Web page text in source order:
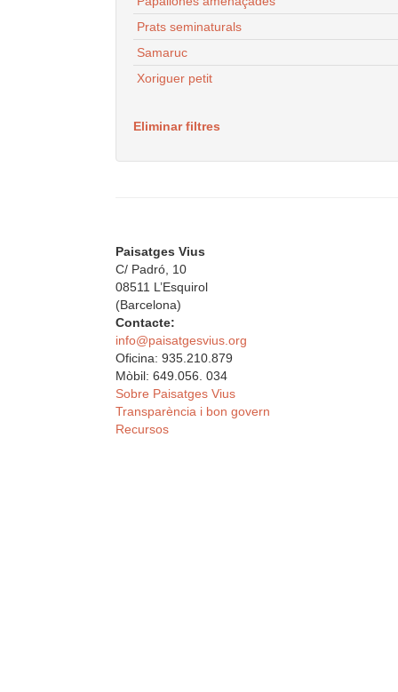
Prats seminaturals
Samaruc
Xoriguer petit
Eliminar filtres
Paisatges Vius
C/ Padró, 10
08511 L’Esquirol
(Barcelona)
Contacte:
info@paisatgesvius.org
Oficina: 935.210.879
Mòbil: 649.056. 034
Sobre Paisatges Vius
Transparència i bon govern
Recursos